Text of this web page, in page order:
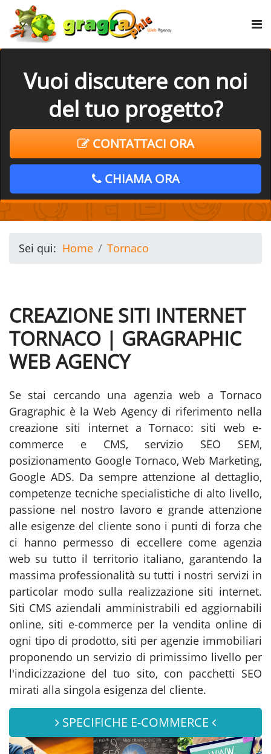
Vuoi discutere con noi
del tuo progetto?
CONTATTACI ORA
CHIAMA ORA
Sei qui: Home Tornaco
CREAZIONE SITI INTERNET
TORNACO | GRAGRAPHIC
WEB AGENCY
Se stai cercando una agenzia web a Tornaco
Gragraphic è la Web Agency di riferimento nella
creazione siti internet a Tornaco: siti web e-
commerce e CMS, servizio SEO SEM,
posizionamento Google Tornaco, Web Marketing,
Google ADS. Da sempre attenzione al dettaglio,
competenze tecniche specialistiche di alto livello,
passione nel nostro lavoro e grande attenzione
alle esigenze del cliente sono i punti di forza che
ci hanno permesso di eccellere come agenzia
web su tutto il territorio italiano, garantendo la
massima professionalità su tutti i nostri servizi in
particolar modo sulla realizzazione siti internet.
Siti CMS aziendali amministrabili ed aggiornabili
online, siti e-commerce per la vendita online di
ogni tipo di prodotto, siti per agenzie immobiliari
proponendo un servizio di primissimo livello per
l'indicizzazione del tuo sito, con pacchetti SEO
mirati alla singola esigenza del cliente.
SPECIFICHE E-COMMERCE